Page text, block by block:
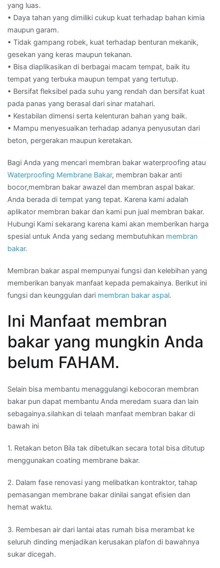
yang luas.
• Daya tahan yang dimiliki cukup kuat terhadap bahan kimia
maupun garam.
• Tidak gampang robek, kuat terhadap benturan mekanik,
gesekan yang keras maupun tekanan.
• Bisa diaplikasikan di berbagai macam tempat, baik itu
tempat yang terbuka maupun tempat yang tertutup.
• Bersifat fleksibel pada suhu yang rendah dan bersifat kuat
pada panas yang berasal dari sinar matahari.
• Kestabilan dimensi serta kelenturan bahan yang baik.
• Mampu menyesuaikan terhadap adanya penyusutan dari
beton, pergerakan maupun keretakan.
Bagi Anda yang mencari membran bakar waterproofing atau
Waterproofing Membrane Bakar, membran bakar anti
bocor,membran bakar awazel dan membran aspal bakar.
Anda berada di tempat yang tepat. Karena kami adalah
aplikator membran bakar dan kami pun jual membran bakar.
Hubungi Kami sekarang karena kami akan memberikan harga
spesial untuk Anda yang sedang membutuhkan membran
bakar.
Membran bakar aspal mempunyai fungsi dan kelebihan yang
memberikan banyak manfaat kepada pemakainya. Berikut ini
fungsi dan keunggulan dari membran bakar aspal.
Ini Manfaat membran
bakar yang mungkin Anda
belum FAHAM.
Selain bisa membantu menaggulangi kebocoran membran
bakar pun dapat membantu Anda meredam suara dan lain
sebagainya.silahkan di telaah manfaat membran bakar di
bawah ini
1. Retakan beton Bila tak dibetulkan secara total bisa ditutup
menggunakan coating membrane bakar.
2. Dalam fase renovasi yang melibatkan kontraktor, tahap
pemasangan membrane bakar dinilai sangat efisien dan
hemat waktu.
3. Rembesan air dari lantai atas rumah bisa merambat ke
seluruh dinding menjadikan kerusakan plafon di bawahnya
sukar dicegah.